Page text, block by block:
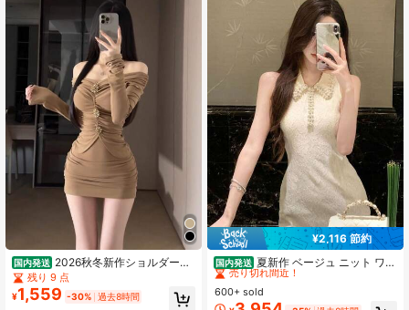
たっぷりのショート丈です。
国内発送 2026秋冬新作ショルダーギ
ャザー長袖バッグヒップ雰囲気純欲
風デートワンピーススカートデート
にぴったり、パーティーに着て
残り 9 点
¥1,559 -30% 過去8時間
¥2,116 節約
国内発送 夏新作 ベージュ ニット ワン
ピース レディース パール装飾 ノー
スリーブ タイダイデザイン ミニ丈
ハイウエスト スリム見え 着痩せ効果
#5 ベストセラー
に ビンテージ カジュアルドレス
売り切れ間近！
#5 ベストセラー
売り切れ間近！
#5 ベストセラー
売り切れ間近！
600+ sold